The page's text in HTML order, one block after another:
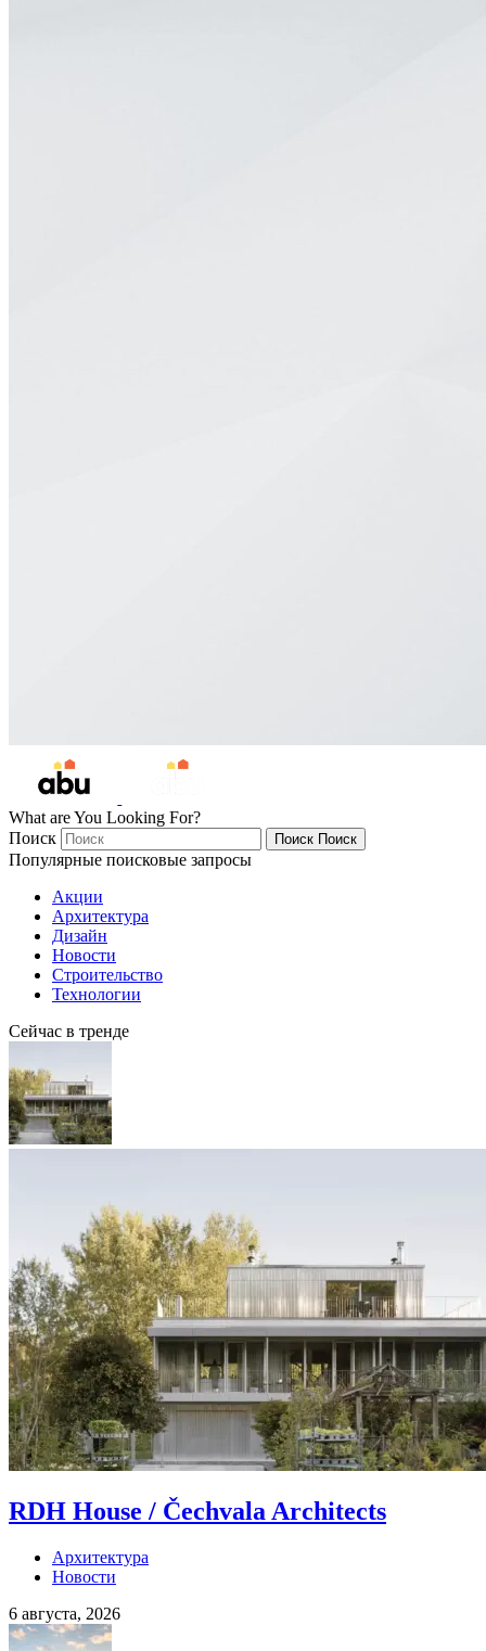
What are You Looking For?
Поиск
Поиск Поиск
Популярные поисковые запросы
Акции
Архитектура
Дизайн
Новости
Строительство
Технологии
Сейчас в тренде
RDH House / Čechvala Architects
Архитектура
Новости
6 августа, 2026